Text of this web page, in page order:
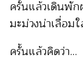
ครั้นแล้วเดินพั
มะม่วงน่าเลื่อม
ครั้นแล้วคิดว่า…